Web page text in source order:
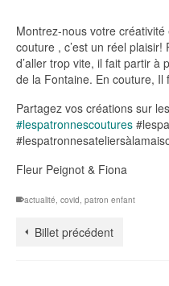
Montrez-nous votre
couture , c’est un réel
d’aller trop vite, il fait partir à
de la Fontaine. En couture,
Partagez vos créations sur
#lespatronnescoutures
Fleur Peignot & Fiona
actualité covid patron enfant
Billet précédent